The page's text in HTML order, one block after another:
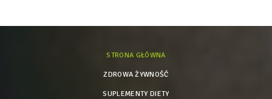
STRONA GŁÓWNA
ZDROWA ŻYWNOŚĆ
SUPLEMENTY DIETY